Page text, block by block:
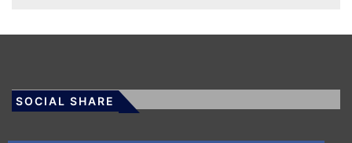
SOCIAL SHARE